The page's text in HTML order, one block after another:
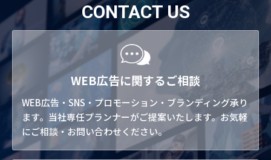
CONTACT US
WEB広告に関するご相談
WEB広告・SNS・プロモーション・ブランディング承り
ます。当社専任プランナーがご提案いたします。お気軽
にご相談・お問い合わせください。